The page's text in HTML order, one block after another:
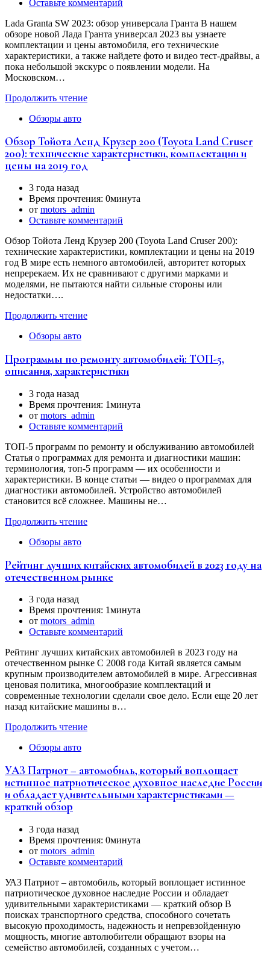
Оставьте комментарий
Lada Granta SW 2023: обзор универсала Гранта В нашем
обзоре новой Лада Гранта универсал 2023 вы узнаете
комплектации и цены автомобиля, его технические
характеристики, а также найдете фото и видео тест-драйвы, а
пока небольшой экскурс о появлении модели. На
Московском…
Продолжить чтение
Обзоры авто
Обзор Тойота Ленд Крузер 200 (Toyota Land Cruser
200): технические характеристики, комплектации и
цены на 2019 год
3 года назад
Время прочтения: 0минута
от motors_admin
Оставьте комментарий
Обзор Тойота Ленд Крузер 200 (Toyota Land Cruser 200):
технические характеристики, комплектации и цены на 2019
год В мире есть немного автомобилей, авторитет которых
непререкаем. Их не сравнивают с другими марками и
моделями, не пытаются найти сильные стороны или
недостатки….
Продолжить чтение
Обзоры авто
Программы по ремонту автомобилей: ТОП-5,
описания, характеристики
3 года назад
Время прочтения: 1минута
от motors_admin
Оставьте комментарий
ТОП-5 программ по ремонту и обслуживанию автомобилей
Статья о программах для ремонта и диагностики машин:
терминология, топ-5 программ — их особенности и
характеристики. В конце статьи — видео о программах для
диагностики автомобилей. Устройство автомобилей
становится всё сложнее. Машины не…
Продолжить чтение
Обзоры авто
Рейтинг лучших китайских автомобилей в 2023 году на
отечественном рынке
3 года назад
Время прочтения: 1минута
от motors_admin
Оставьте комментарий
Рейтинг лучших китайских автомобилей в 2023 году на
отечественном рынке С 2008 года Китай является самым
крупным производителем автомобилей в мире. Агрессивная
ценовая политика, многообразие комплектаций и
современные технологии сделали свое дело. Если еще 20 лет
назад китайские машины в…
Продолжить чтение
Обзоры авто
УАЗ Патриот – автомобиль, который воплощает
истинное патриотическое духовное наследие России
и обладает удивительными характеристиками —
краткий обзор
3 года назад
Время прочтения: 0минута
от motors_admin
Оставьте комментарий
УАЗ Патриот – автомобиль, который воплощает истинное
патриотическое духовное наследие России и обладает
удивительными характеристиками — краткий обзор В
поисках транспортного средства, способного сочетать
высокую проходимость, надежность и непревзойденную
мощность, многие автолюбители обращают взоры на
семейство автомобилей, созданных с учетом…